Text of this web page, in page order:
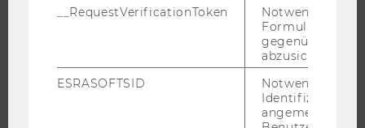
STUDENT CLUBS
FORSCHUNG
__RequestVerificationToken
Notwendig, um
gegenüber
abzusichern.
ESRASOFTSID
Notwendig zur
Identifizierung
angemeldeten